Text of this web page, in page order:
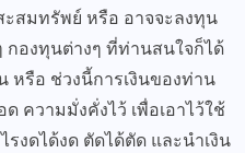
สมทรัพย์ หรือ อาจจะลงทุน
กองทุนต่างๆ ที่ท่านสนใจก็ได้
หรือ ช่วงนี้การเงินของท่าน
ความมั่งคั่งไว้ เพื่อเอาไว้ใช้
งดได้งด ตัดได้ตัด และนำเงิน